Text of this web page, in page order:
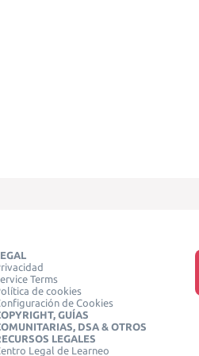
Terms
de cookies
de Cookies
GUÍAS
DSA & OTROS
LEGALES
Legal de Learneo